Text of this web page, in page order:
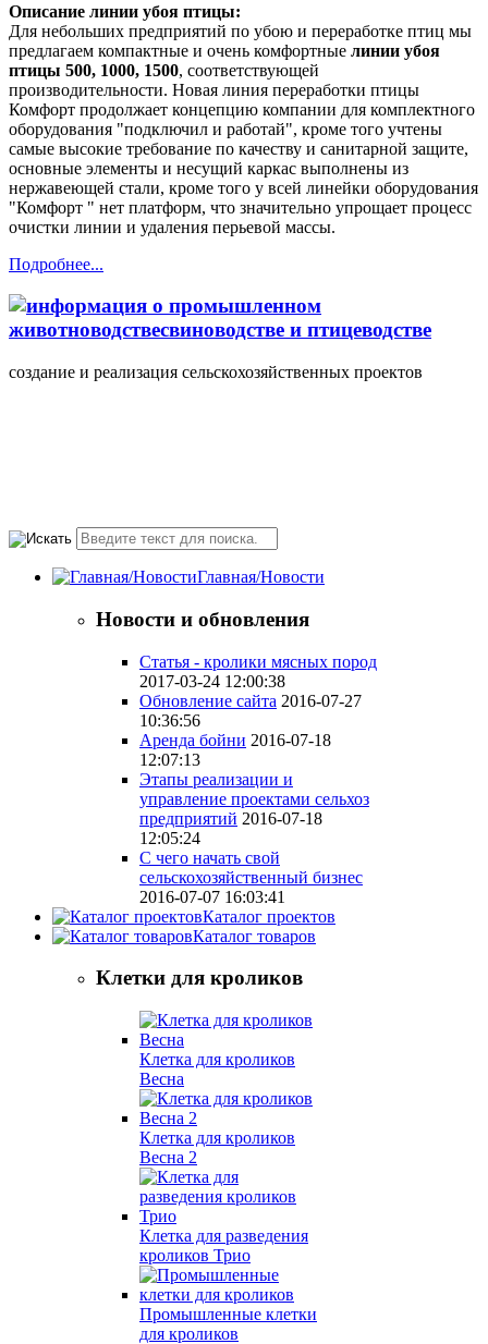
Описание линии убоя птицы:
Для небольших предприятий по убою и переработке птиц мы
предлагаем компактные и очень комфортные линии убоя
птицы 500, 1000, 1500, соответствующей
производительности. Новая линия переработки птицы
Комфорт продолжает концепцию компании для комплектного
оборудования "подключил и работай", кроме того учтены
самые высокие требование по качеству и санитарной защите,
основные элементы и несущий каркас выполнены из
нержавеющей стали, кроме того у всей линейки оборудования
"Комфорт " нет платформ, что значительно упрощает процесс
очистки линии и удаления перьевой массы.
Подробнее...
создание и реализация сельскохозяйственных проектов
Главная/Новости
Новости и обновления
Статья - кролики мясных пород
2017-03-24 12:00:38
Обновление сайта 2016-07-27
10:36:56
Аренда бойни 2016-07-18
12:07:13
Этапы реализации и
управление проектами сельхоз
предприятий 2016-07-18
12:05:24
С чего начать свой
сельскохозяйственный бизнес
2016-07-07 16:03:41
Каталог проектов
Каталог товаров
Клетки для кроликов
Клетка для кроликов
Весна
Клетка для кроликов
Весна 2
Клетка для разведения
кроликов Трио
Промышленные клетки
для кроликов